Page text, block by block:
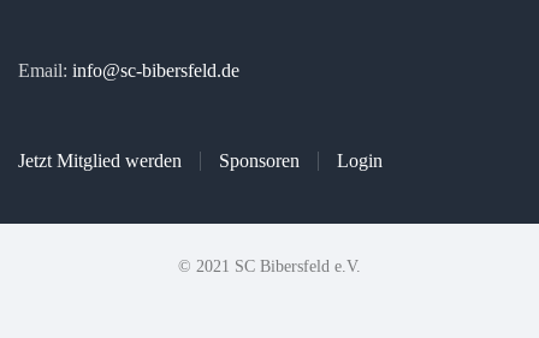
Email: info@sc-bibersfeld.de
Jetzt Mitglied werden Sponsoren Login
© 2021 SC Bibersfeld e.V.